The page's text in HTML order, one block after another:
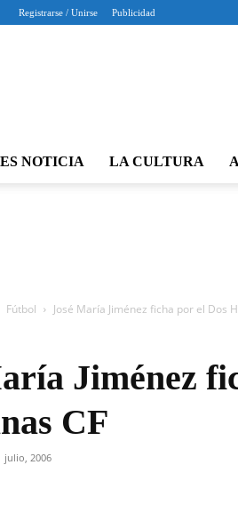
Registrarse / Unirse Publicidad
ES NOTICIA LA CULTURA
Fútbol José María Jiménez ficha por el Dos
Jiménez
CF
julio, 2006